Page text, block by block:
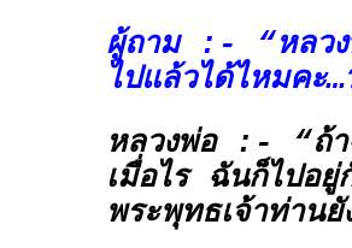
ผู้ถาม :- “หลว
ไปแล้วได้ไหมคะ
หลวงพ่อ :- “ถ้า
เมื่อไร ฉันก็ไปอยู่
พระพุทธเจ้าท่าน